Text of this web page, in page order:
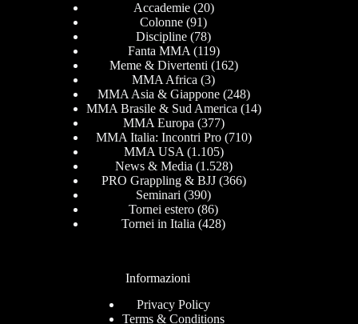
Accademie(20)
Colonne (91)
Discipline (78)
Fanta MMA (119)
Meme & Divertenti (162)
MMA Africa (3)
MMA Asia & Giappone(248)
MMA Brasile & Sud America (14)
MMA Europa (377)
MMA Italia: Incontri Pro(710)
MMA USA (1.105)
News & Media (1.528)
PRO Grappling & BJJ(366)
Seminari (390)
Tornei estero (86)
Tornei in Italia (428)
Informazioni
Privacy Policy
Terms & Conditions